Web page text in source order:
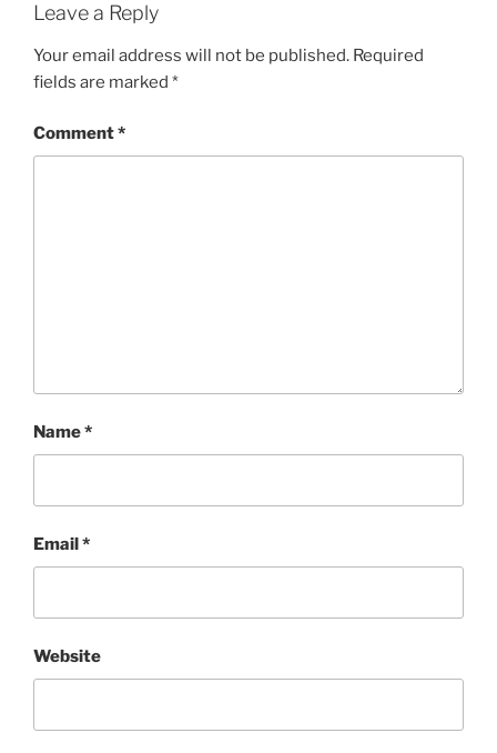
Leave a Reply
Your email address will not be published. Required
fields are marked *
Comment*
Name*
Email*
Website